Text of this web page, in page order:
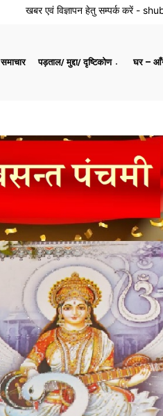
खबर एवं विज्ञापन हेतु सम्पर्क करें -
समाचार पड़ताल/ मुद्दा/ दृष्टिकोण घर –